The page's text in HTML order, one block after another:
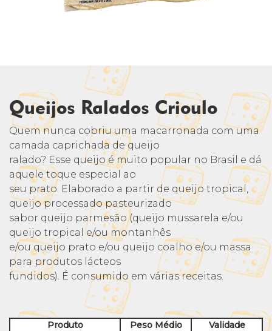
Queijos Ralados Crioulo
Quem nunca cobriu uma macarronada com uma
camada caprichada de queijo
ralado? Esse queijo é muito popular no Brasil e dá
aquele toque especial ao
seu prato. Elaborado a partir de queijo tropical,
queijo processado pasteurizado
sabor queijo parmesão (queijo mussarela e/ou
queijo tropical e/ou montanhês
e/ou queijo prato e/ou queijo coalho e/ou massa
para produtos lácteos
fundidos). É consumido em várias receitas.
Produto Peso Médio
Validade